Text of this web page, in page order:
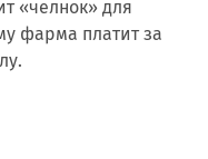
«челнок» для
фарма платит за